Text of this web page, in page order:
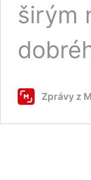
širým
Zprávy z